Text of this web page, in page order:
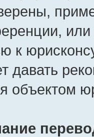
к
давать
объектом